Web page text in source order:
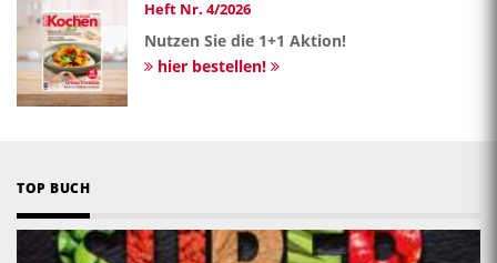
Heft Nr. 4/2026
Nutzen Sie die 1+1 Aktion!
hier bestellen!
TOP BUCH